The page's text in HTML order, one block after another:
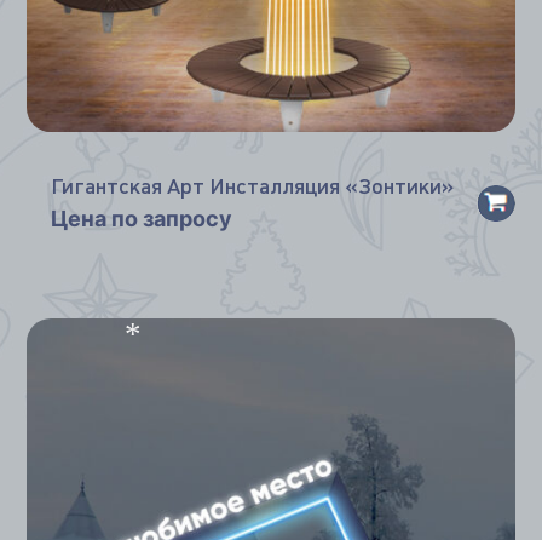
Гигантская Арт Инсталляция «Зонтики»
Цена по запросу